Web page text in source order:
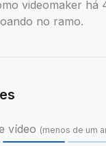
videomaker há
no ramo.
vídeo (menos de um